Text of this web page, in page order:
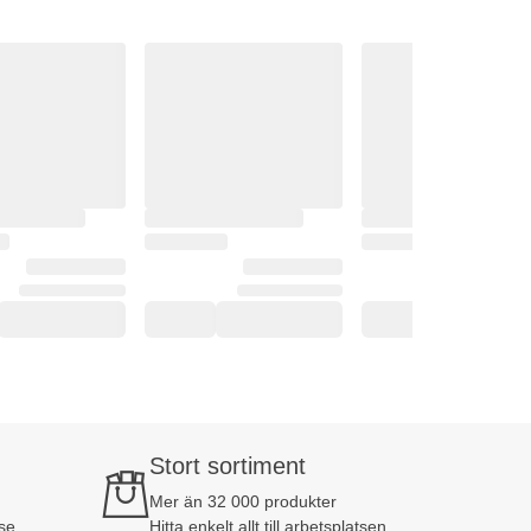
Stort sortiment
Mer än 32 000 produkter
Hitta enkelt allt till arbetsplatsen